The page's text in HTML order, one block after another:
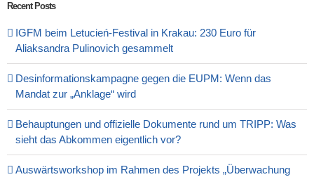
Recent Posts
IGFM beim Letucień-Festival in Krakau: 230 Euro für
Aliaksandra Pulinovich gesammelt
Desinformationskampagne gegen die EUPM: Wenn das
Mandat zur „Anklage“ wird
Behauptungen und offizielle Dokumente rund um TRIPP: Was
sieht das Abkommen eigentlich vor?
Auswärtsworkshop im Rahmen des Projekts „Überwachung